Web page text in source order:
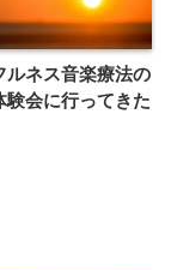
ルネス音楽療法の
験会に行ってきた